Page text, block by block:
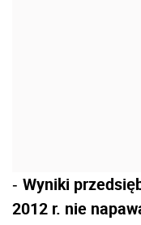
- Wyniki
2012 r. nie